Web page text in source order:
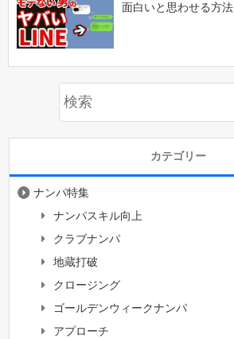
面白いと思わせる方法
カテゴリー
ナンパ特集
ナンパスキル向上
クラブナンパ
地蔵打破
クロージング
ゴールデンウィークナンパ
アプローチ